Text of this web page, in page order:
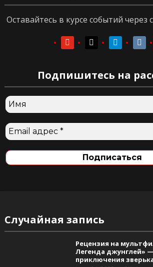
Оставайтесь в курсе событий через
youtubeyoutubetelegram
Подпишитесь на
Случайная запись
Рецензия на
Легенда джунглей»
приключения